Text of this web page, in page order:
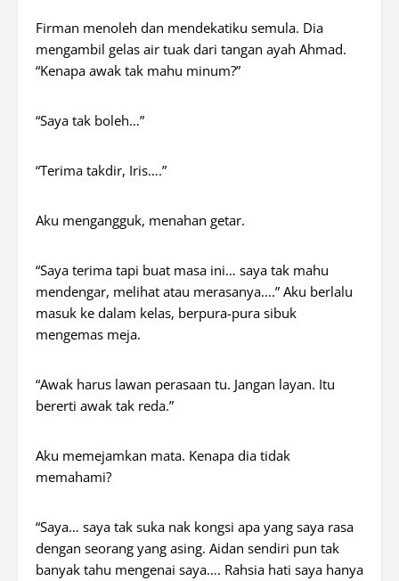
Firman menoleh dan mendekatiku semula. Dia
mengambil gelas air tuak dari tangan ayah Ahmad.
“Kenapa awak tak mahu minum?”
“Saya tak boleh…”
“Terima takdir, Iris….”
Aku mengangguk, menahan getar.
“Saya terima tapi buat masa ini… saya tak mahu
mendengar, melihat atau merasanya….” Aku berlalu
masuk ke dalam kelas, berpura-pura sibuk
mengemas meja.
“Awak harus lawan perasaan tu. Jangan layan. Itu
bererti awak tak reda.”
Aku memejamkan mata. Kenapa dia tidak
memahami?
“Saya… saya tak suka nak kongsi apa yang saya rasa
dengan seorang yang asing. Aidan sendiri pun tak
banyak tahu mengenai saya…. Rahsia hati saya hanya